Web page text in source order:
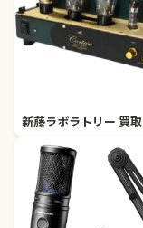
新藤ラボラトリー 買取